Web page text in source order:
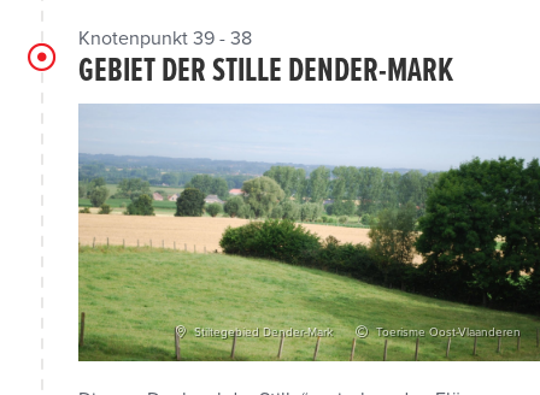
Knotenpunkt 39 - 38
GEBIET DER STILLE DENDER-MARK
Stiltegebied Dender-Mark Toerisme Oost-Vlaanderen